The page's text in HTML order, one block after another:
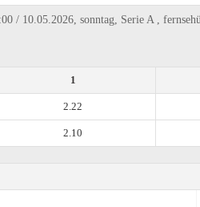
/ 10.05.2026, sonntag, Serie A ,
1
2.22
2.10